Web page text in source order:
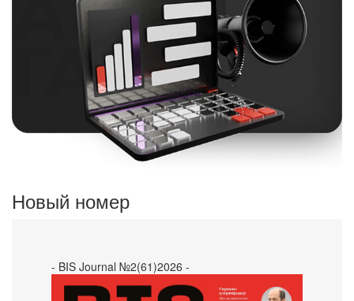
Новый номер
- BIS Journal №2(61)2026 -